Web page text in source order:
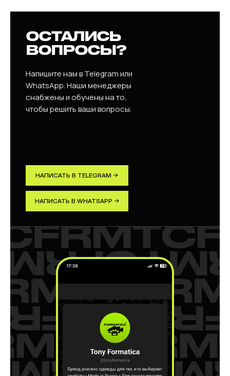
Напишите нам в Telegram или
WhatsApp. Наши менеджеры
снабжены и обучены на то,
чтобы решить ваши вопросы.
ОСТАЛИСЬ
ВОПРОСЫ?
НАПИСАТЬ В TELEGRAM →
НАПИСАТЬ В WHATSAPP →